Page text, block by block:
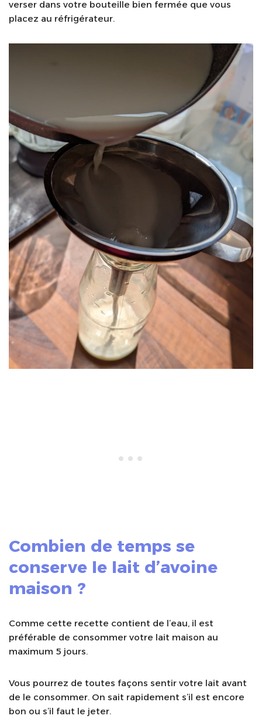
verser dans votre bouteille bien fermée que vous
placez au réfrigérateur.
Combien de temps se
conserve le lait d’avoine
maison ?
Comme cette recette contient de l’eau, il est
préférable de consommer votre lait maison au
maximum 5 jours.
Vous pourrez de toutes façons sentir votre lait avant
de le consommer. On sait rapidement s’il est encore
bon ou s’il faut le jeter.